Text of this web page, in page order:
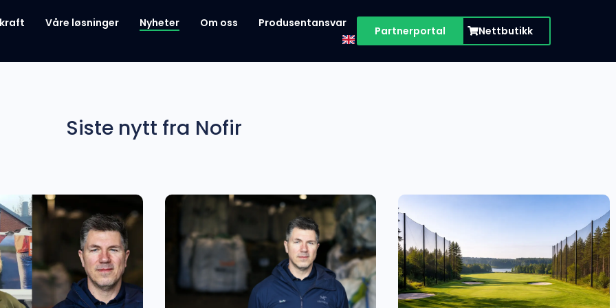
Våre løsninger Nyheter Om oss Produsentansvar
Partnerportal Nettbutikk
Siste nytt fra Nofir